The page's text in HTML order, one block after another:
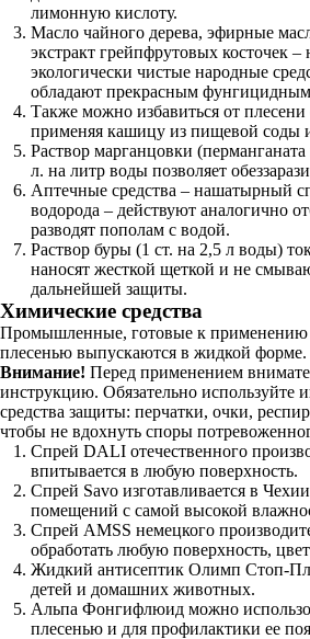
лимонную кислоту.
Масло чайного дерева, эфирные
экстракт грейпфрутовых косточек –
экологически чистые народные
обладают прекрасным
Также можно избавиться от
применяя кашицу из пищевой соды
Раствор марганцовки (перманганата
л. на литр воды позволяет
Аптечные средства – нашатырный
водорода – действуют аналогично
разводят пополам с водой.
Раствор буры (1 ст. на 2,5 л воды)
наносят жесткой щеткой и не
дальнейшей защиты.
Химические средства
Промышленные, готовые к применению
плесенью выпускаются в жидкой форме.
Внимание! Перед применением
инструкцию. Обязательно используйте
средства защиты: перчатки, очки,
чтобы не вдохнуть споры
Спрей DALI отечественного
впитывается в любую поверхность.
Спрей Savo изготавливается в
помещений с самой высокой
Спрей AMSS немецкого
обработать любую поверхность,
Жидкий антисептик Олимп Стоп-
детей и домашних животных.
Альпа Фонгифлюид можно
плесенью и для профилактики ее